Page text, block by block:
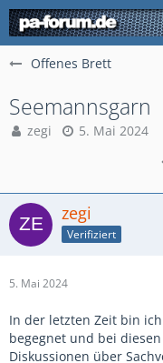
Offenes Brett
Seemannsgarn
zegi
5. Mai 2024
zegi
Verifiziert
5. Mai 2024
In der letzten Zeit bin
begegnet und bei
Diskussionen über